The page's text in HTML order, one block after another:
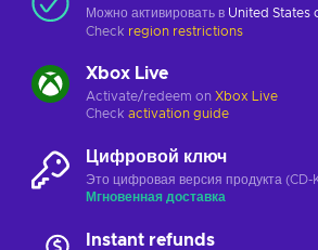
Можно активировать в United States
Check region restrictions
Xbox Live
Activate/redeem on Xbox Live
Check activation guide
Цифровой ключ
Это цифровая версия продукта (CD-
Мгновенная доставка
Instant refunds